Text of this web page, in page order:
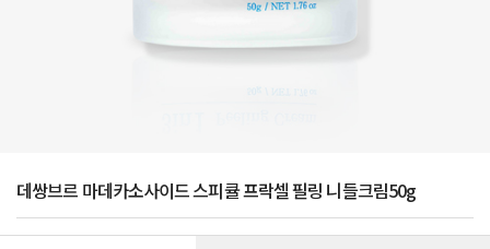
데쌍브르 마데카소사이드 스피큘 프락셀 필링 니들크림50g